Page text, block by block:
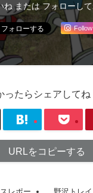
ね または フォローし
ったらシェアしてね
URLをコピーする